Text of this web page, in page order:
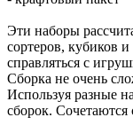
Эти наборы
сортеров, кубиков
справляться с
Сборка не очень
Используя разные
сборок. Сочетаются